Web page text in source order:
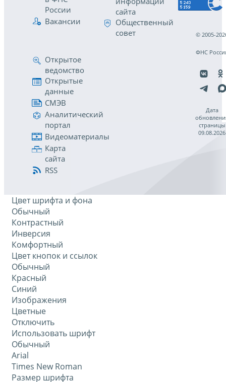
России
Вакансии
сайта
Общественный
совет
Открытое
ведомство
Открытые
данные
СМЭВ
Аналитический
портал
Видеоматериалы
Карта
сайта
RSS
© 2005-
ФНС
Дата
страницы
09.08.2026
Цвет шрифта и фона
Обычный
Контрастный
Инверсия
Комфортный
Цвет кнопок и ссылок
Обычный
Красный
Синий
Изображения
Цветные
Отключить
Использовать шрифт
Обычный
Arial
Times New Roman
Размер шрифта